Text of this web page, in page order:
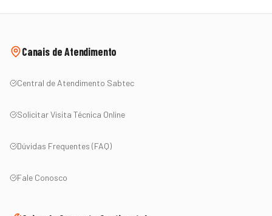
Canais de Atendimento
Central de Atendimento Sabtec
Solicitar Visita Técnica Online
Dúvidas Frequentes (FAQ)
Fale Conosco